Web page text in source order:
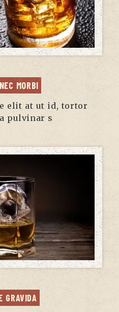
MORBI
elit at ut id, tortor
pulvinar s
GRAVIDA